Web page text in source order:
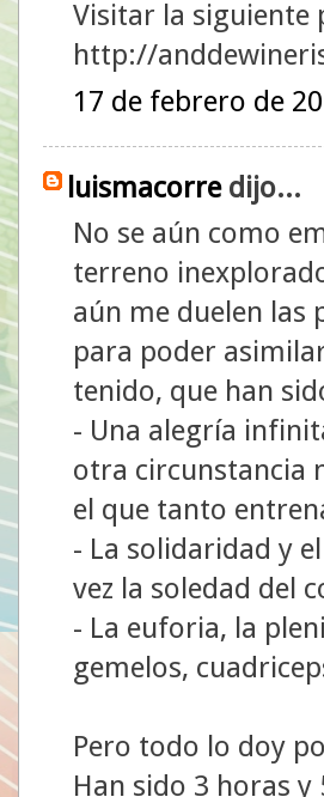
Visitar la siguiente
http://
17 de febrero de
luismacorredijo...
No se aún como
terreno
aún me duelen las
para poder
tenido, que han
- Una alegría
otra circunstancia
el que tanto
- La solidaridad y
vez la soledad del
- La euforia, la
gemelos,
Pero todo lo doy
Han sido 3 horas